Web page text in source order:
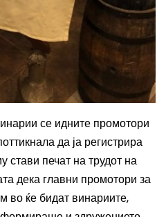
се идните промотори
да ја регистрира
стави печат на трудот на
дека главни промотори за
во ќе бидат винариите,